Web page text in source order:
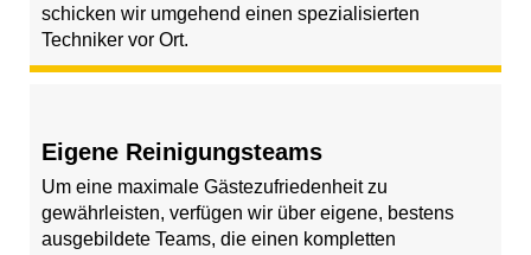
schicken wir umgehend einen spezialisierten
Techniker vor Ort.
Eigene Reinigungsteams
Um eine maximale Gästezufriedenheit zu
gewährleisten, verfügen wir über eigene, bestens
ausgebildete Teams, die einen kompletten